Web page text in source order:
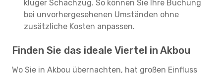
kluger Schachzug. So können Sie Ihre Buchung
bei unvorhergesehenen Umständen ohne
zusätzliche Kosten anpassen.
Finden Sie das ideale Viertel in Akbou
Wo Sie in Akbou übernachten, hat großen Einfluss